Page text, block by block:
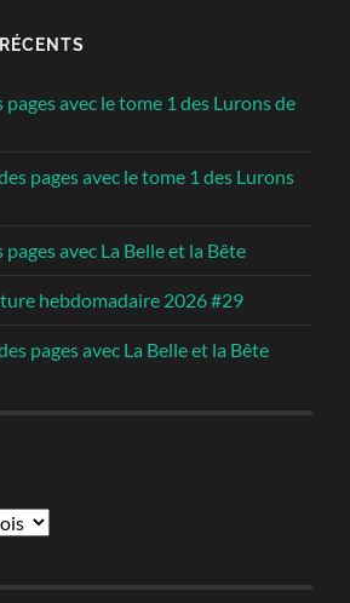
pages avec le tome 1 des Lurons de
pages avec le tome 1 des Lurons
pages avec La Belle et la Bête
hebdomadaire 2026 #29
pages avec La Belle et la Bête